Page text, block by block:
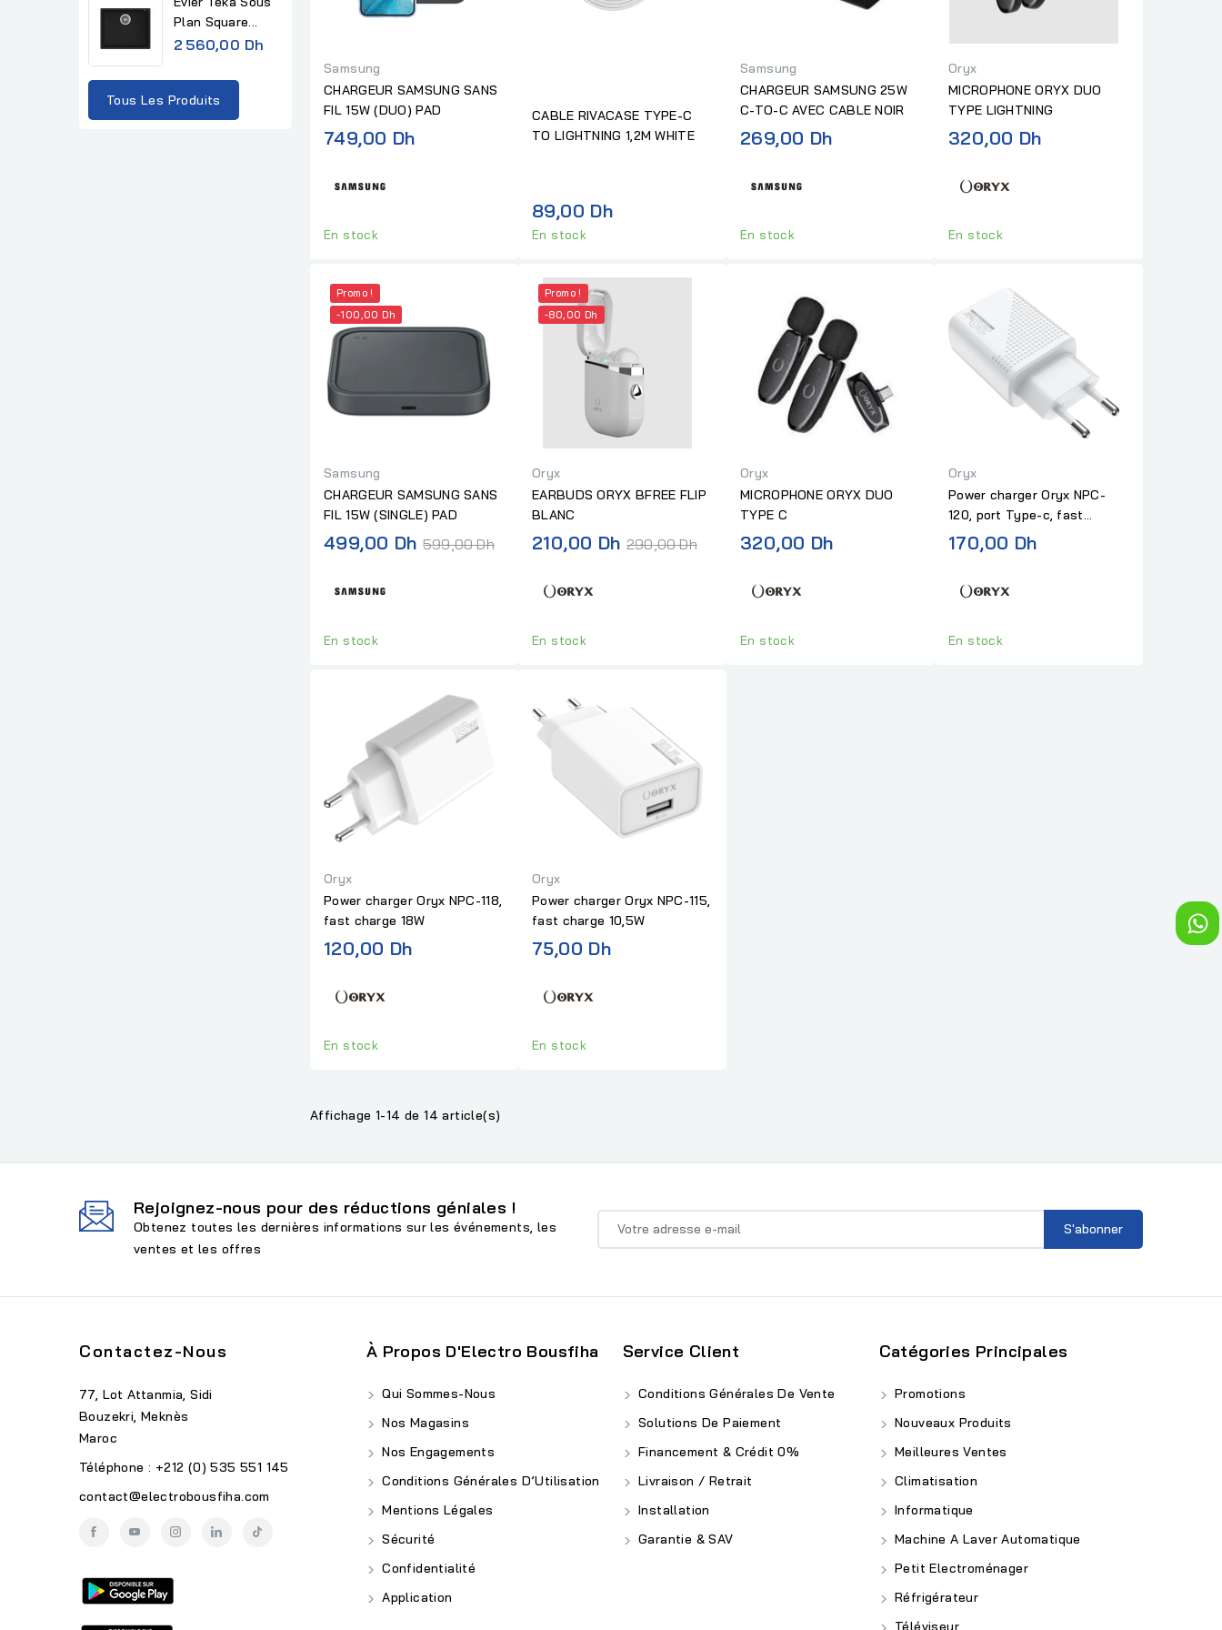
u
Plan Square...
2 560,00 Dh
Tous Les Produits
Samsung
CHARGEUR SAMSUNG SANS
FIL 15W (DUO) PAD
749,00 Dh
En stock
CABLE RIVACASE TYPE-C
TO LIGHTNING 1,2M WHITE
89,00 Dh
En stock
Samsung
CHARGEUR SAMSUNG 25W
C-TO-C AVEC CABLE NOIR
269,00 Dh
En stock
Oryx
MICROPHONE ORYX DUO
TYPE LIGHTNING
320,00 Dh
En stock
Promo !
-100,00 Dh
Samsung
CHARGEUR SAMSUNG SANS
FIL 15W (SINGLE) PAD
499,00 Dh Prix
599,00 Dh
En stock
Promo !
-80,00 Dh
Oryx
EARBUDS ORYX BFREE FLIP
BLANC
210,00 Dh Prix
290,00 Dh
En stock
Oryx
MICROPHONE ORYX DUO
TYPE C
320,00 Dh
En stock
Oryx
Power charger Oryx NPC-
120, port Type-c, fast
charge 20W
170,00 Dh
En stock
Oryx
Power charger Oryx NPC-118,
fast charge 18W
120,00 Dh
En stock
Oryx
Power charger Oryx NPC-115,
fast charge 10,5W
75,00 Dh
En stock
Affichage 1-14 de 14 article(s)
Rejoignez-nous pour des réductions géniales !
Obtenez toutes les dernières informations sur les événements, les
ventes et les offres
Contactez-Nous
77, Lot Attanmia, Sidi
Bouzekri, Meknès
Maroc
Téléphone : +212 (0) 535 551 145
contact@electrobousfiha.com
À Propos D'Electro Bousfiha
Qui Sommes-Nous
Nos Magasins
Nos Engagements
Conditions Générales D’Utilisation
Mentions Légales
Sécurité
Confidentialité
Application
Service Client
Conditions Générales De Vente
Solutions De Paiement
Financement & Crédit 0%
Livraison / Retrait
Installation
Garantie & SAV
Catégories Principales
Promotions
Nouveaux Produits
Meilleures Ventes
Climatisation
Informatique
Machine A Laver Automatique
Petit Electroménager
Réfrigérateur
Téléviseur